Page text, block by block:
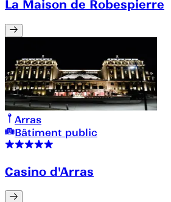
La Maison de Robespierre
Arras
Bâtiment public
Casino d'Arras